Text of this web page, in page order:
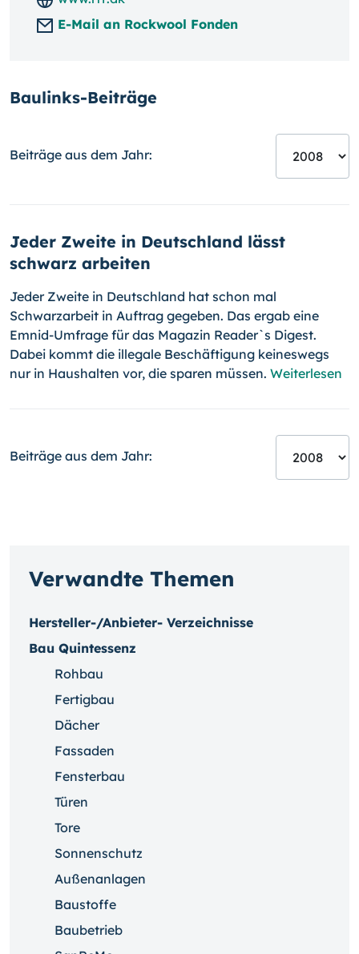
E-Mail an Rockwool Fonden
Baulinks-Beiträge
Beiträge aus dem Jahr:
Jeder Zweite in Deutschland lässt
schwarz arbeiten
Jeder Zweite in Deutschland hat schon mal
Schwarzarbeit in Auftrag gegeben. Das ergab eine
Emnid-Umfrage für das Magazin Reader`s Digest.
Dabei kommt die illegale Beschäftigung keineswegs
nur in Haushalten vor, die sparen müssen. Weiterlesen
Beiträge aus dem Jahr:
Verwandte Themen
Hersteller-/Anbieter- Verzeichnisse
Bau Quintessenz
Rohbau
Fertigbau
Dächer
Fassaden
Fensterbau
Türen
Tore
Sonnenschutz
Außenanlagen
Baustoffe
Baubetrieb